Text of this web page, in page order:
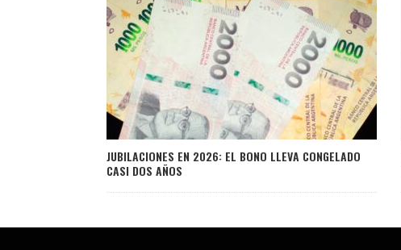
JUBILACIONES EN 2026: EL BONO LLEVA CONGELADO
CASI DOS AÑOS